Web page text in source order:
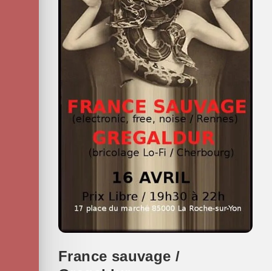
France sauvage /